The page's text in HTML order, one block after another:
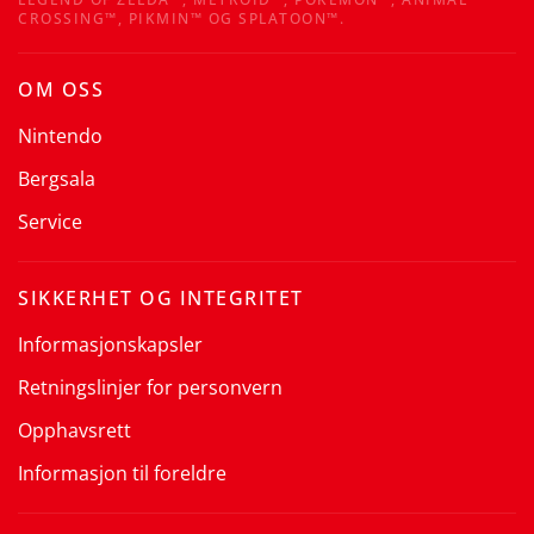
CROSSING™, PIKMIN™ OG SPLATOON™.
OM OSS
Nintendo
Bergsala
Service
SIKKERHET OG INTEGRITET
Informasjonskapsler
Retningslinjer for personvern
Opphavsrett
Informasjon til foreldre